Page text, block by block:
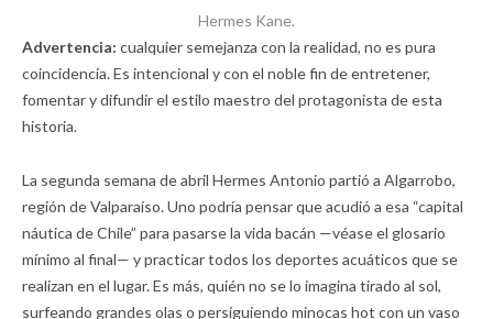
Hermes Kane.
Advertencia: cualquier semejanza con la realidad, no es pura
coincidencia. Es intencional y con el noble fin de entretener,
fomentar y difundir el estilo maestro del protagonista de esta
historia.
La segunda semana de abril Hermes Antonio partió a Algarrobo,
región de Valparaíso. Uno podría pensar que acudió a esa “capital
náutica de Chile” para pasarse la vida bacán —véase el glosario
mínimo al final— y practicar todos los deportes acuáticos que se
realizan en el lugar. Es más, quién no se lo imagina tirado al sol,
surfeando grandes olas o persiguiendo minocas hot con un vaso